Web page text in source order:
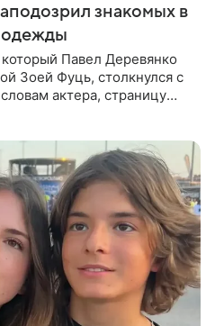
знакомых в
одежды
Павел Деревянко
Зоей Фуць, столкнулся с
актера, страницу